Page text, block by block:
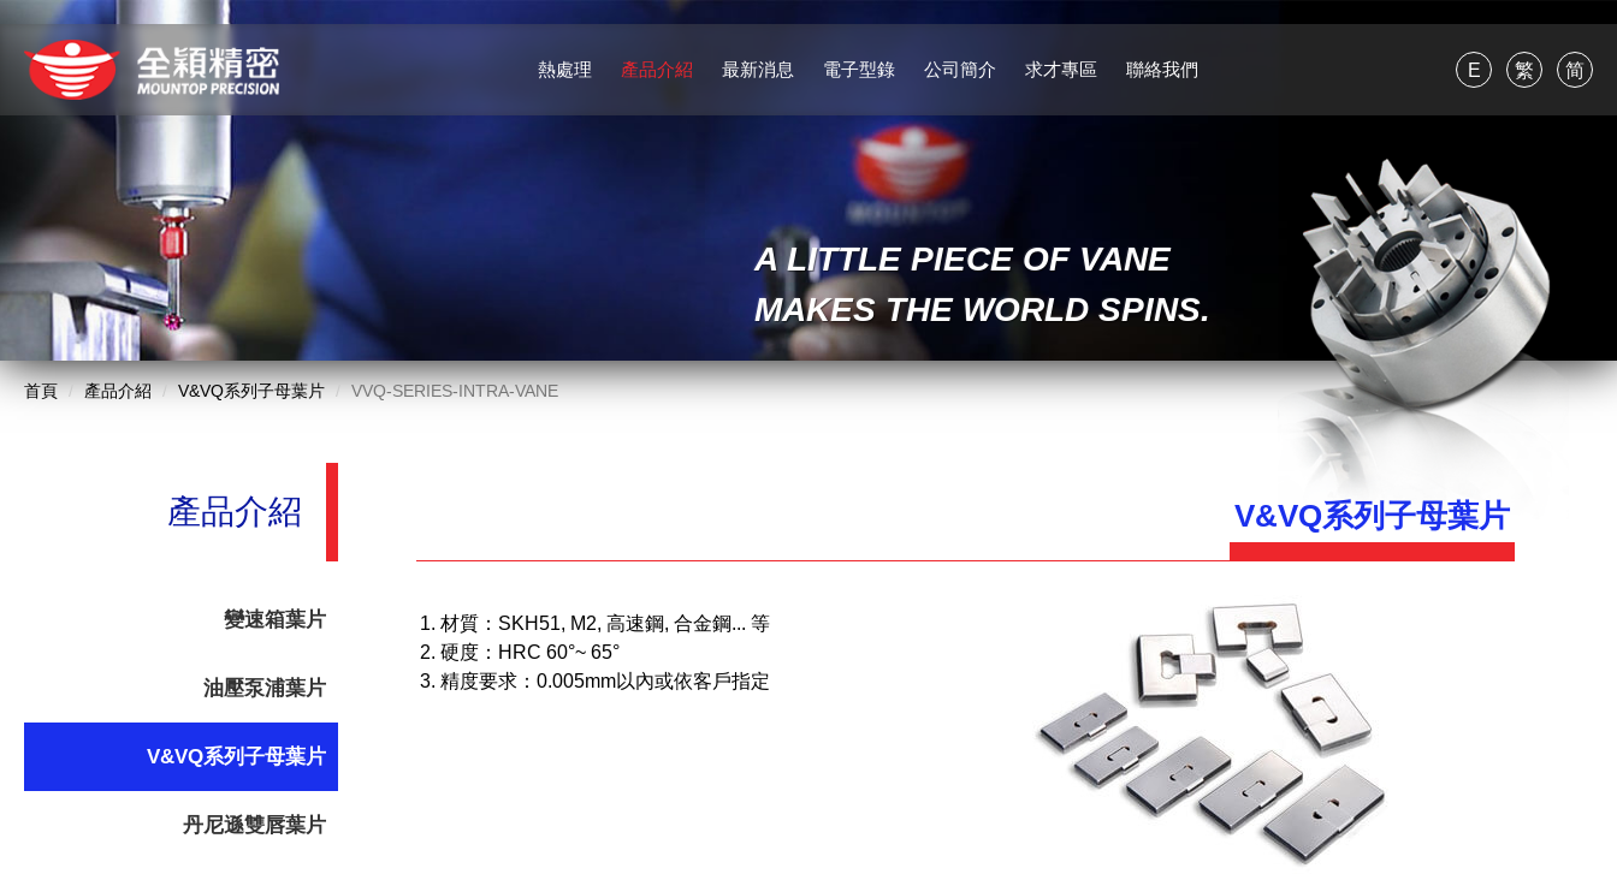
E 繁 简
熱處理 產品介紹 最新消息 電子型錄 公司簡介 求才專區 聯絡我們
A LITTLE PIECE OF VANE
MAKES THE WORLD SPINS.
首頁 產品介紹 V&VQ系列子母葉片 VVQ-SERIES-INTRA-VANE
產品介紹
變速箱葉片
油壓泵浦葉片
V&VQ系列子母葉片
丹尼遜雙唇葉片
V&VQ系列子母葉片
材質：SKH51, M2, 高速鋼, 合金鋼... 等
硬度：HRC 60°~ 65°
精度要求：0.005mm以內或依客戶指定